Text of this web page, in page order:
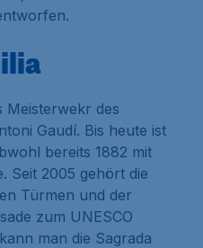
Meisterwekr des
Gaudí. Bis heute ist
bereits 1882 mit
Seit 2005 gehört die
Türmen und der
zum UNESCO
man die Sagrada